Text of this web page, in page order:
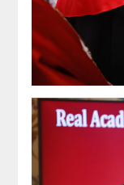
HUMANIDADES
MEDICO-
SALUD Y
TECNOLOGIAS